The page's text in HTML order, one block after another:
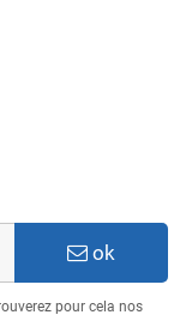
ok
pour cela nos